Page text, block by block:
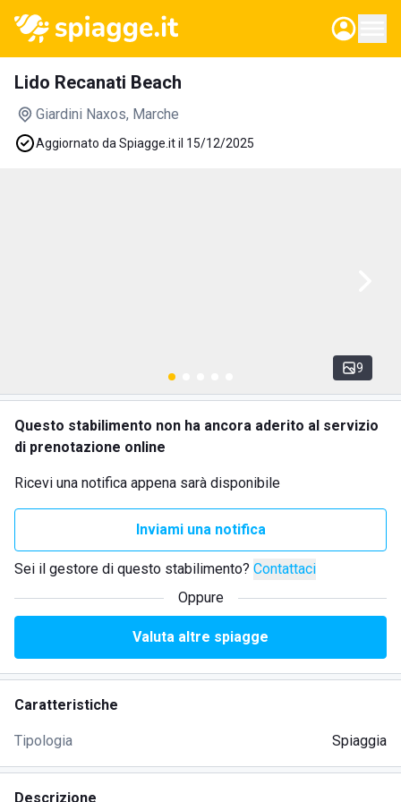
Lido Recanati Beach
Giardini Naxos, Marche
Aggiornato da Spiagge.it il 15/12/2025
9
Questo stabilimento non ha ancora aderito al servizio
di prenotazione online
Ricevi una notifica appena sarà disponibile
Inviami una notifica
Sei il gestore di questo stabilimento? Contattaci
Oppure
Valuta altre spiagge
Caratteristiche
Tipologia Spiaggia
Descrizione